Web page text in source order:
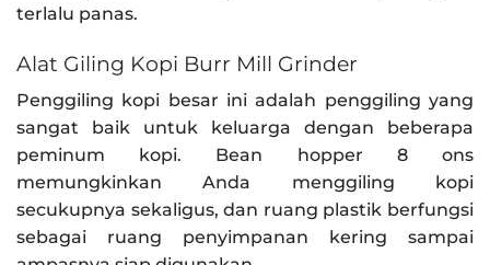
terlalu panas.
Alat Giling Kopi Burr Mill Grinder
Penggiling kopi besar ini adalah penggiling yang
sangat baik untuk keluarga dengan beberapa
peminum kopi. Bean hopper 8 ons
memungkinkan Anda menggiling kopi
secukupnya sekaligus, dan ruang plastik berfungsi
sebagai ruang penyimpanan kering sampai